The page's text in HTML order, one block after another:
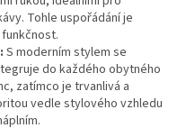
Tohle uspořádání je
S moderním stylem se
do každého obytného
zatímco je trvanlivá a
vedle stylového vzhledu